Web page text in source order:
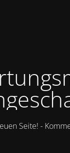
Seite! -